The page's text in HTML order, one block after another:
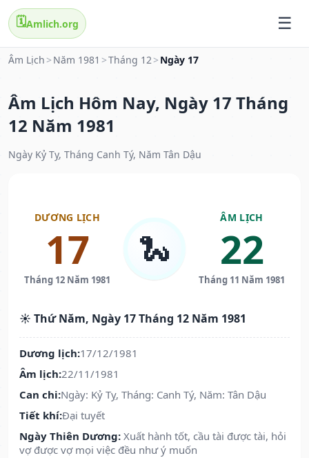
🗓️Amlich.org
Âm Lịch > Năm 1981 >Tháng 12> Ngày 17
Âm Lịch Hôm Nay, Ngày 17 Tháng
12 Năm 1981
Ngày Kỷ Tỵ, Tháng Canh Tý, Năm Tân Dậu
DƯƠNG LỊCH
17
Tháng 12 Năm 1981
🐍
ÂM LỊCH
22
Tháng 11 Năm 1981
☀️ Thứ Năm, Ngày 17 Tháng 12 Năm 1981
Dương lịch:17/12/1981
Âm lịch:22/11/1981
Can chi:Ngày: Kỷ Tỵ, Tháng: Canh Tý, Năm: Tân Dậu
Tiết khí:Đại tuyết
Ngày Thiên Dương: Xuất hành tốt, cầu tài được tài, hỏi
vợ được vợ mọi việc đều như ý muốn